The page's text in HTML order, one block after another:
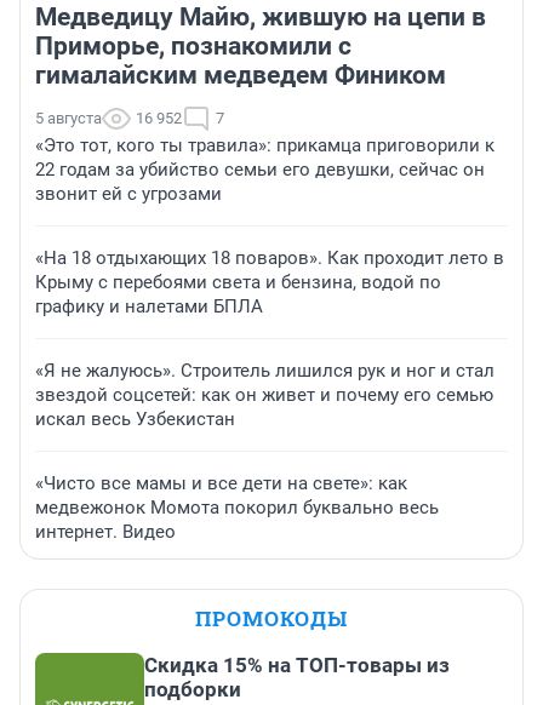
Медведицу Майю, жившую на цепи в
Приморье, познакомили с
гималайским медведем Фиником
5 августа 16 952 7
«Это тот, кого ты травила»: прикамца приговорили к
22 годам за убийство семьи его девушки, сейчас он
звонит ей с угрозами
«На 18 отдыхающих 18 поваров». Как проходит лето в
Крыму с перебоями света и бензина, водой по
графику и налетами БПЛА
«Я не жалуюсь». Строитель лишился рук и ног и стал
звездой соцсетей: как он живет и почему его семью
искал весь Узбекистан
«Чисто все мамы и все дети на свете»: как
медвежонок Момота покорил буквально весь
интернет. Видео
ПРОМОКОДЫ
Скидка 15% на ТОП-товары из
подборки